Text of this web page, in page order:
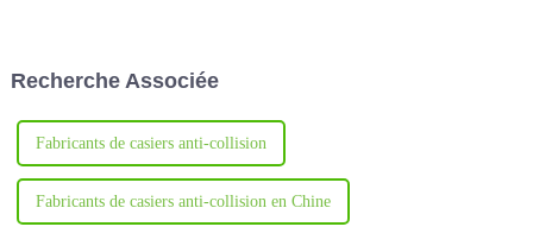
Recherche Associée
Fabricants de casiers anti-collision
Fabricants de casiers anti-collision en Chine